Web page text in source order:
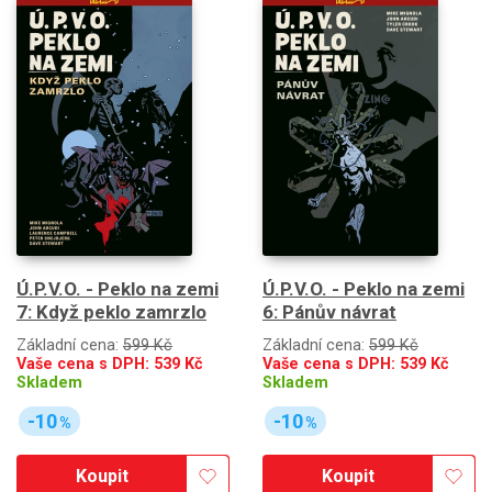
Ú.P.V.O. - Peklo na zemi
7: Když peklo zamrzlo
Základní cena: 599 Kč
Vaše cena s DPH: 539 Kč
Skladem
-10%
Koupit
Ú.P.V.O. - Peklo na zemi
6: Pánův návrat
Základní cena: 599 Kč
Vaše cena s DPH: 539 Kč
Skladem
-10%
Koupit